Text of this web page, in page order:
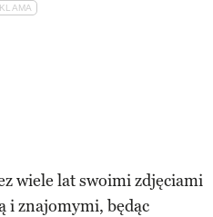
wiele lat swoimi zdjęciami
i znajomymi, będąc